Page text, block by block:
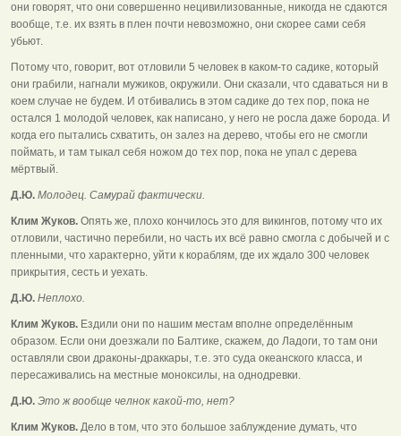
они говорят, что они совершенно нецивилизованные, никогда не сдаются
вообще, т.е. их взять в плен почти невозможно, они скорее сами себя
убьют.
Потому что, говорит, вот отловили 5 человек в каком-то садике, который
они грабили, нагнали мужиков, окружили. Они сказали, что сдаваться ни в
коем случае не будем. И отбивались в этом садике до тех пор, пока не
остался 1 молодой человек, как написано, у него не росла даже борода. И
когда его пытались схватить, он залез на дерево, чтобы его не смогли
поймать, и там тыкал себя ножом до тех пор, пока не упал с дерева
мёртвый.
Д.Ю. Молодец. Самурай фактически.
Клим Жуков. Опять же, плохо кончилось это для викингов, потому что их
отловили, частично перебили, но часть их всё равно смогла с добычей и с
пленными, что характерно, уйти к кораблям, где их ждало 300 человек
прикрытия, сесть и уехать.
Д.Ю. Неплохо.
Клим Жуков. Ездили они по нашим местам вполне определённым
образом. Если они доезжали по Балтике, скажем, до Ладоги, то там они
оставляли свои драконы-драккары, т.е. это суда океанского класса, и
пересаживались на местные моноксилы, на однодревки.
Д.Ю. Это ж вообще челнок какой-то, нет?
Клим Жуков. Дело в том, что это большое заблуждение думать, что